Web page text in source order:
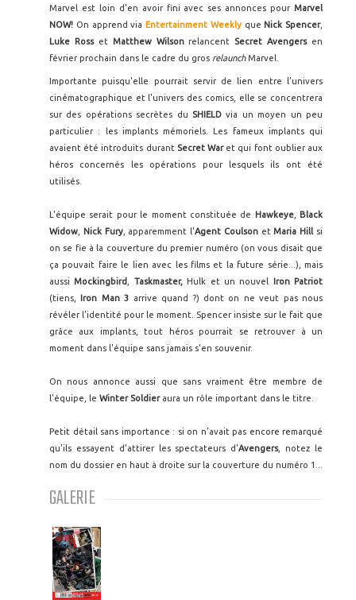
Marvel est loin d'en avoir fini avec ses annonces pour Marvel
NOW! On apprend via Entertainment Weeklyque Nick Spencer,
Luke Rosset Matthew Wilsonrelancent Secret Avengersen
février prochain dans le cadre du gros relaunchMarvel.
Importante puisqu'elle pourrait servir de lien entre l'univers
cinématographique et l'univers des comics, elle se concentrera
sur des opérations secrètes du SHIELDvia un moyen un peu
particulier : les implants mémoriels. Les fameux implants qui
avaient été introduits durant Secret War et qui font oublier aux
héros concernés les opérations pour lesquels ils ont été
utilisés.
L'équipe serait pour le moment constituée de Hawkeye, Black
Widow
Nick Fury, apparemment l'Agent Coulson etMaria Hill si
on se fie à la couverture du premier numéro (on vous disait que
ça pouvait faire le lien avec les films et la future série...), mais
aussiMockingbird Taskmaster,Hulk et un nouvel
Iron Patriot
(tiens,
Iron Man 3 arrive quand ?) dont on ne veut pas nous
révéler l'identité pour le moment. Spencer insiste sur le fait que
grâce aux implants, tout héros pourrait se retrouver à un
moment dans l'équipe sans jamais s'en souvenir.
On nous annonce aussi que sans vraiment être membre de
l'équipe, le Winter Soldier aura un rôle important dans le titre.
Petit détail sans importance : si on n'avait pas encore remarqué
qu'ils essayent d'attirer les spectateurs d'Avengers, notez le
nom du dossier en haut à droite sur la couverture du numéro 1...
GALERIE